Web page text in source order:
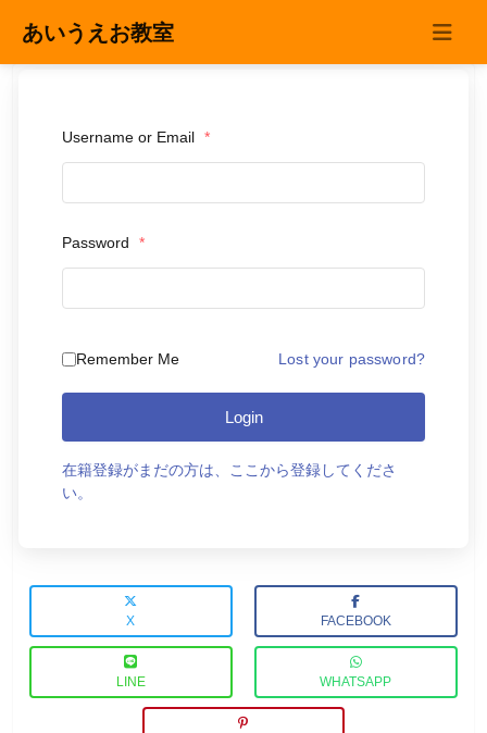
Main
Navigation
あいうえお教室
Username or Email *
Password *
Remember Me Lost your password?
Login
在籍登録がまだの方は、ここから登録してくださ
い。
X FACEBOOK
LINE WHATSAPP